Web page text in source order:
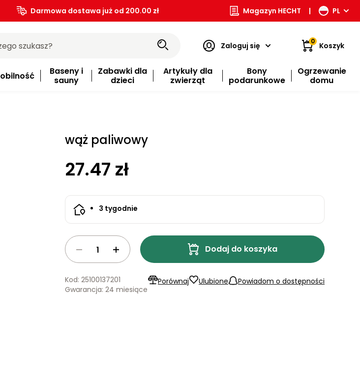
Darmowa dostawa już od 200.00 zł Magazyn HECHT | PL
Zaloguj się 0 Koszyk
Baseny i
sauny
Zabawki dla
dzieci
Artykuły dla
zwierząt
Bony
podarunkowe
Ogrzewanie
domu
wąż paliwowy
27.47 zł
3 tygodnie
Dodaj do koszyka
Porównaj Ulubione Powiadom o dostępności
Kod: 25100137201
Gwarancja: 24 miesiące